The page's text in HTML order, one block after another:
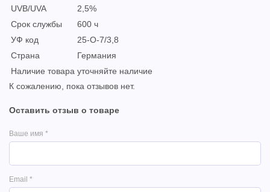
UVB/UVA
2,5%
Срок службы
600 ч
УФ код
25-O-7/3,8
Страна
Германия
Наличие товара уточняйте наличие
К сожалению, пока отзывов нет.
Оставить отзыв о товаре
Ваше имя *
Email *